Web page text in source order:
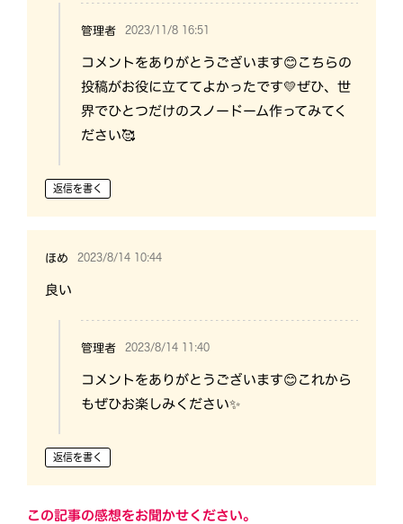
管理者 2023/11/8 16:51
コメントをありがとうございます😊こちらの
投稿がお役に立ててよかったです💛ぜひ、世
界でひとつだけのスノードーム作ってみてく
ださい🥰
返信を書く
ほめ 2023/8/14 10:44
良い
管理者 2023/8/14 11:40
コメントをありがとうございます😊これから
もぜひお楽しみください✨
返信を書く
この記事の感想をお聞かせください。